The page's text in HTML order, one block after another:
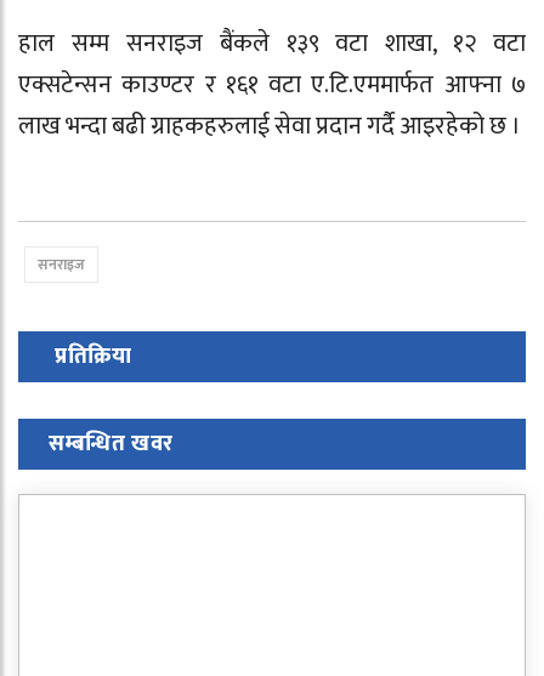
हाल सम्म सनराइज बैंकले १३९ वटा शाखा, १२ वटा
एक्सटेन्सन काउण्टर र १६१ वटा ए.टि.एममार्फत आफ्ना ७
लाख भन्दा बढी ग्राहकहरुलाई सेवा प्रदान गर्दै आइरहेको छ ।
सनराइज
प्रतिक्रिया
सम्बन्धित खवर